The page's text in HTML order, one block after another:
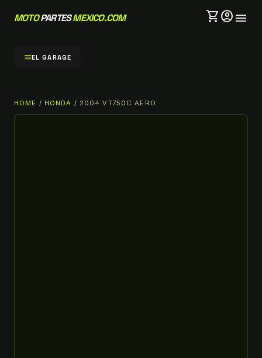
MOTOPARTESMEXICO.COM shopping_cartaccount_circlemenu
menuEL GARAGE
HOME / HONDA / 2004 VT750C AERO